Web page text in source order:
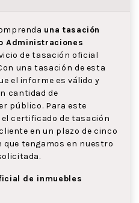
una tasación
Administraciones
de tasación oficial
una tasación de esta
el informe es válido y
cantidad de
público. Para este
certificado de tasación
en un plazo de cinco
que tengamos en nuestro
de inmuebles